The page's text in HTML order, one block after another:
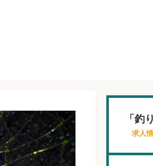
「釣
求人